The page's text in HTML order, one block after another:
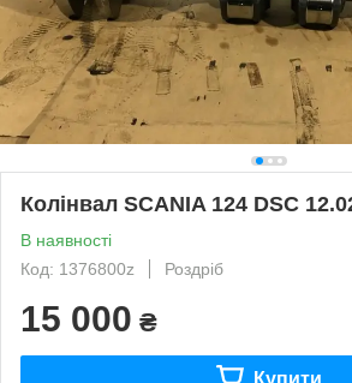
Колінвал SCANIA 124 DSC
В наявності
Код: 1376800z
Роздріб
15 000 ₴
Купити